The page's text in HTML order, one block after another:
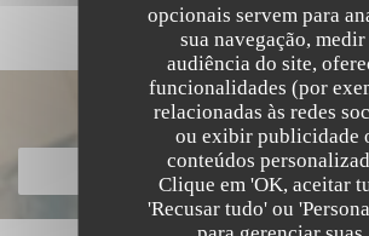
opcionais servem para
sua navegação, medir
audiência do site,
funcionalidades (por
relacionadas às redes
ou exibir publicidade
conteúdos
Clique em 'OK, aceitar
'Recusar tudo' ou
Descubra o nosso
DESCUBRA O NOSSO MENU